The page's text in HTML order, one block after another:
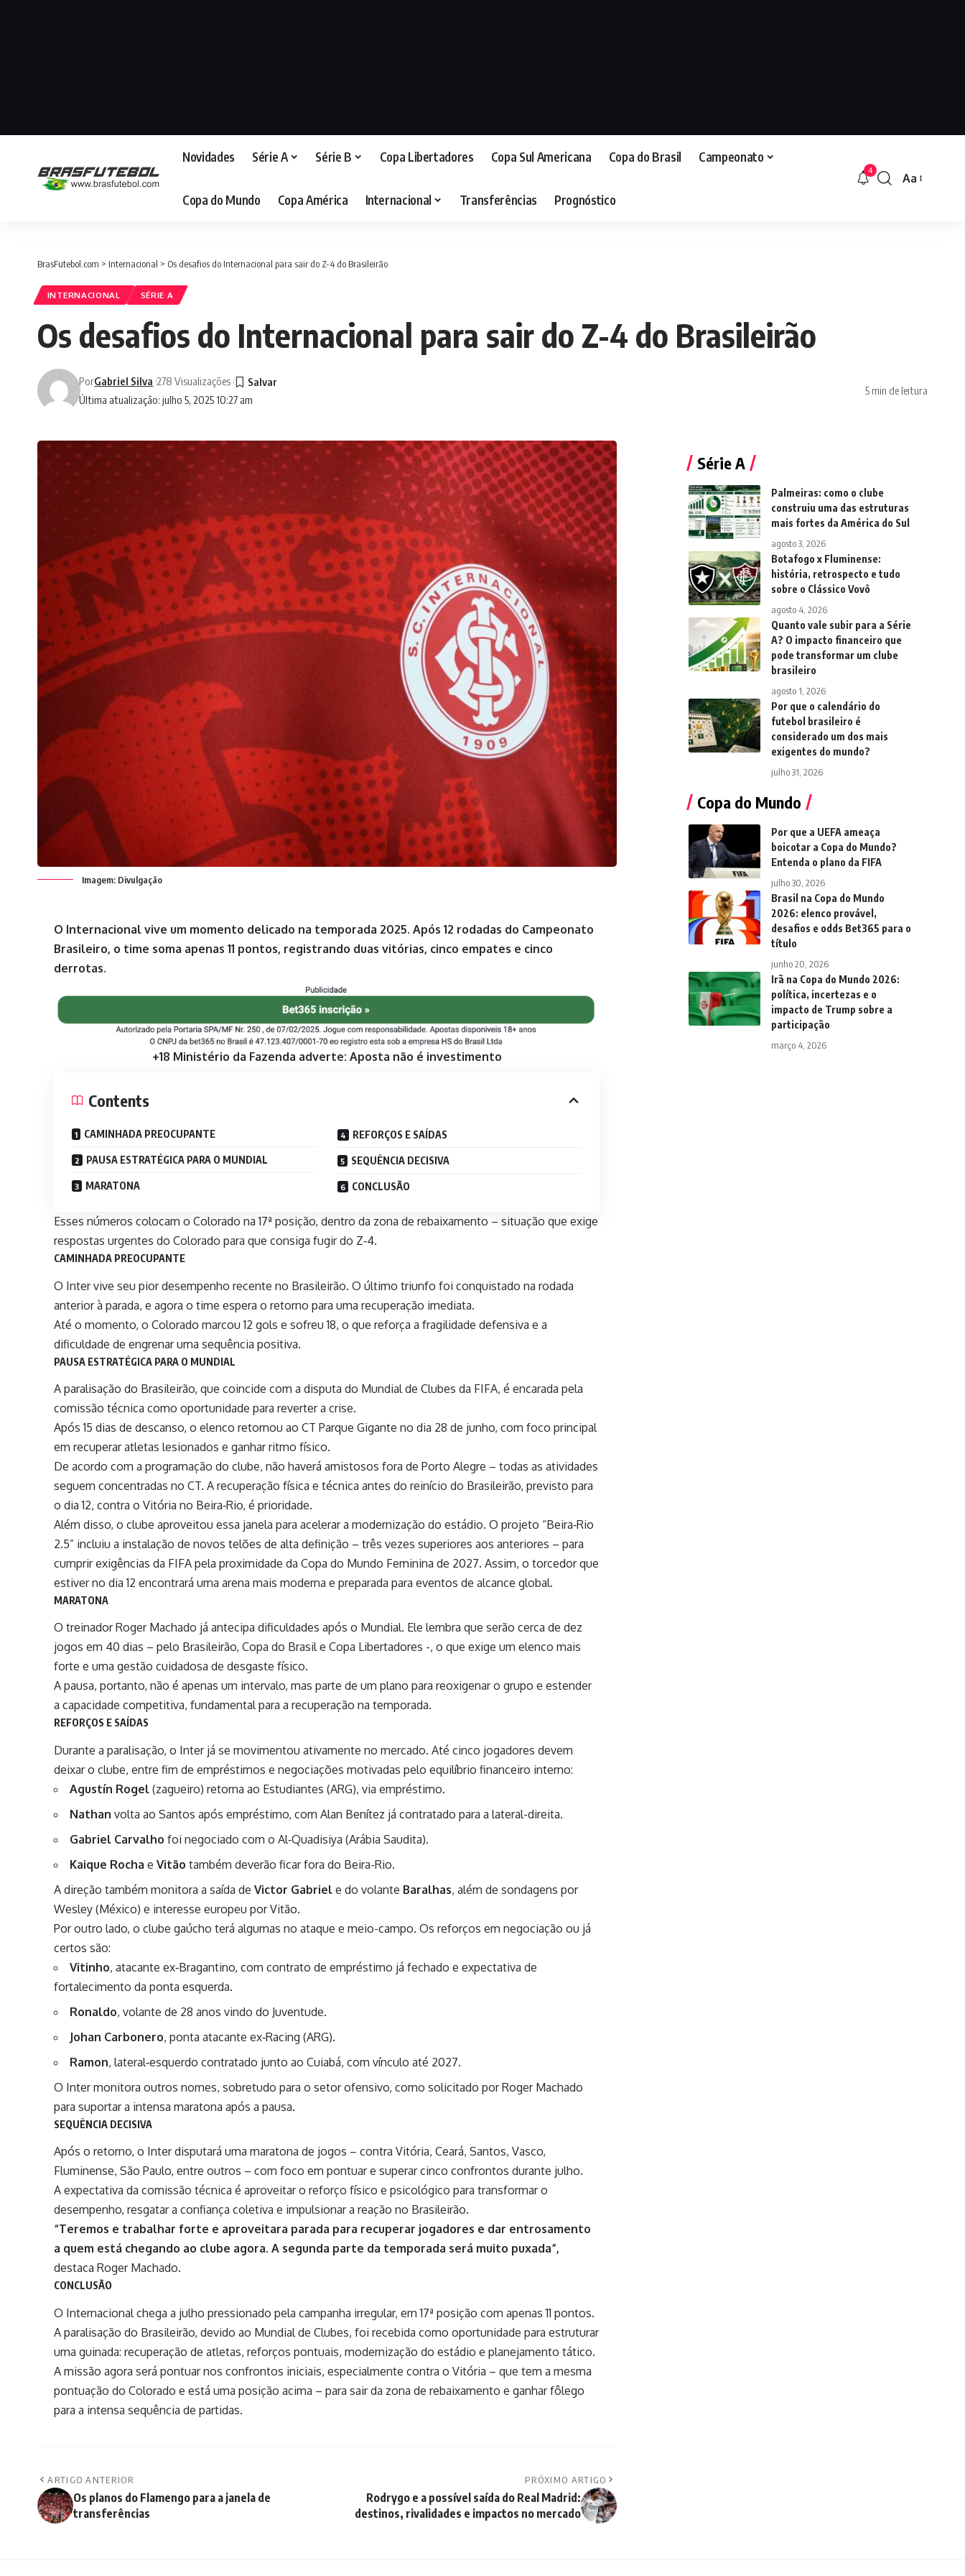
Novidades Série A Série B Copa Libertadores Copa Sul Americana Copa do Brasil Campeonato
Copa do Mundo Copa América Internacional Transferências Prognóstico
4
Aa
BrasFutebol.com > Internacional > Os desafios do Internacional para sair do Z-4 do Brasileirão
INTERNACIONAL SÉRIE A
Os desafios do Internacional para sair do Z-4 do Brasileirão
Última atualização: julho 5, 2025 10:27 am
PorGabriel Silva 278 Visualizações
5 min de leitura
Imagem: Divulgação
O Internacional vive um momento delicado na temporada 2025. Após 12 rodadas do Campeonato
Brasileiro, o time soma apenas 11 pontos, registrando duas vitórias, cinco empates e cinco
derrotas.
+18 Ministério da Fazenda adverte: Aposta não é investimento
Contents
CAMINHADA PREOCUPANTE
PAUSA ESTRATÉGICA PARA O MUNDIAL
MARATONA
REFORÇOS E SAÍDAS
SEQUÊNCIA DECISIVA
CONCLUSÃO
Esses números colocam o Colorado na 17ª posição, dentro da zona de rebaixamento – situação que exige
respostas urgentes do Colorado para que consiga fugir do Z‑4.
CAMINHADA PREOCUPANTE
O Inter vive seu pior desempenho recente no Brasileirão. O último triunfo foi conquistado na rodada
anterior à parada, e agora o time espera o retorno para uma recuperação imediata.
Até o momento, o Colorado marcou 12 gols e sofreu 18, o que reforça a fragilidade defensiva e a
dificuldade de engrenar uma sequência positiva.
PAUSA ESTRATÉGICA PARA O MUNDIAL
A paralisação do Brasileirão, que coincide com a disputa do Mundial de Clubes da FIFA, é encarada pela
comissão técnica como oportunidade para reverter a crise.
Após 15 dias de descanso, o elenco retornou ao CT Parque Gigante no dia 28 de junho, com foco principal
em recuperar atletas lesionados e ganhar ritmo físico.
De acordo com a programação do clube, não haverá amistosos fora de Porto Alegre – todas as atividades
seguem concentradas no CT. A recuperação física e técnica antes do reinício do Brasileirão, previsto para
o dia 12, contra o Vitória no Beira‑Rio, é prioridade.
Além disso, o clube aproveitou essa janela para acelerar a modernização do estádio. O projeto “Beira‑Rio
2.5” incluiu a instalação de novos telões de alta definição – três vezes superiores aos anteriores – para
cumprir exigências da FIFA pela proximidade da Copa do Mundo Feminina de 2027. Assim, o torcedor que
estiver no dia 12 encontrará uma arena mais moderna e preparada para eventos de alcance global.
MARATONA
O treinador Roger Machado já antecipa dificuldades após o Mundial. Ele lembra que serão cerca de dez
jogos em 40 dias – pelo Brasileirão, Copa do Brasil e Copa Libertadores -, o que exige um elenco mais
forte e uma gestão cuidadosa de desgaste físico.
A pausa, portanto, não é apenas um intervalo, mas parte de um plano para reoxigenar o grupo e estender
a capacidade competitiva, fundamental para a recuperação na temporada.
REFORÇOS E SAÍDAS
Durante a paralisação, o Inter já se movimentou ativamente no mercado. Até cinco jogadores devem
deixar o clube, entre fim de empréstimos e negociações motivadas pelo equilíbrio financeiro interno:
Agustín Rogel (zagueiro) retorna ao Estudiantes (ARG), via empréstimo.
Nathan volta ao Santos após empréstimo, com Alan Benítez já contratado para a lateral-direita.
Gabriel Carvalho foi negociado com o Al‑Quadisiya (Arábia Saudita).
Kaique Rocha eVitão também deverão ficar fora do Beira-Rio.
A direção também monitora a saída deVictor Gabriel e do volante Baralhas, além de sondagens por
Wesley (México) e interesse europeu por Vitão.
Por outro lado, o clube gaúcho terá algumas no ataque e meio-campo. Os reforços em negociação ou já
certos são:
Vitinho, atacante ex‑Bragantino, com contrato de empréstimo já fechado e expectativa de
fortalecimento da ponta esquerda.
Ronaldo, volante de 28 anos vindo do Juventude.
Johan Carbonero, ponta atacante ex‑Racing (ARG).
Ramon, lateral‑esquerdo contratado junto ao Cuiabá, com vínculo até 2027.
O Inter monitora outros nomes, sobretudo para o setor ofensivo, como solicitado por Roger Machado
para suportar a intensa maratona após a pausa.
SEQUÊNCIA DECISIVA
Após o retorno, o Inter disputará uma maratona de jogos – contra Vitória, Ceará, Santos, Vasco,
Fluminense, São Paulo, entre outros – com foco em pontuar e superar cinco confrontos durante julho.
A expectativa da comissão técnica é aproveitar o reforço físico e psicológico para transformar o
desempenho, resgatar a confiança coletiva e impulsionar a reação no Brasileirão.
“Teremos e trabalhar forte e aproveitara parada para recuperar jogadores e dar entrosamento
a quem está chegando ao clube agora. A segunda parte da temporada será muito puxada”,
destacaRoger Machado.
CONCLUSÃO
O Internacional chega a julho pressionado pela campanha irregular, em 17ª posição com apenas 11 pontos.
A paralisação do Brasileirão, devido ao Mundial de Clubes, foi recebida como oportunidade para estruturar
uma guinada: recuperação de atletas, reforços pontuais, modernização do estádio e planejamento tático.
A missão agora será pontuar nos confrontos iniciais, especialmente contra o Vitória – que tem a mesma
pontuação do Colorado e está uma posição acima – para sair da zona de rebaixamento e ganhar fôlego
para a intensa sequência de partidas.
ARTIGO ANTERIOR
Os planos do Flamengo para a janela de
transferências
PRÓXIMO ARTIGO
Rodrygo e a possível saída do Real Madrid:
destinos, rivalidades e impactos no mercado
Série A
Palmeiras: como o clube
construiu uma das estruturas
mais fortes da América do Sul
agosto 3, 2026
Botafogo x Fluminense:
história, retrospecto e tudo
sobre o Clássico Vovô
agosto 4, 2026
Quanto vale subir para a Série
A? O impacto financeiro que
pode transformar um clube
brasileiro
agosto 1, 2026
Por que o calendário do
futebol brasileiro é
considerado um dos mais
exigentes do mundo?
julho 31, 2026
Copa do Mundo
Por que a UEFA ameaça
boicotar a Copa do Mundo?
Entenda o plano da FIFA
julho 30, 2026
Brasil na Copa do Mundo
2026: elenco provável,
desafios e odds Bet365 para o
título
junho 20, 2026
Irã na Copa do Mundo 2026:
política, incertezas e o
impacto de Trump sobre a
participação
março 4, 2026